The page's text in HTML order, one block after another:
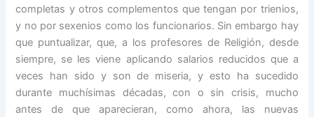
completas y otros complementos que tengan por trienios,
y no por sexenios como los funcionarios. Sin embargo hay
que puntualizar, que, a los profesores de Religión, desde
siempre, se les viene aplicando salarios reducidos que a
veces han sido y son de miseria, y esto ha sucedido
durante muchísimas décadas, con o sin crisis, mucho
antes de que aparecieran, como ahora, las nuevas